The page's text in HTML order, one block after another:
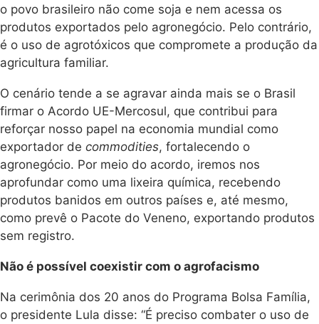
o povo brasileiro não come soja e nem acessa os
produtos exportados pelo agronegócio. Pelo contrário,
é o uso de agrotóxicos que compromete a produção da
agricultura familiar.
O cenário tende a se agravar ainda mais se o Brasil
firmar o Acordo UE-Mercosul, que contribui para
reforçar nosso papel na economia mundial como
exportador de commodities, fortalecendo o
agronegócio. Por meio do acordo, iremos nos
aprofundar como uma lixeira química, recebendo
produtos banidos em outros países e, até mesmo,
como prevê o Pacote do Veneno, exportando produtos
sem registro.
Não é possível coexistir com o agrofacismo
Na cerimônia dos 20 anos do Programa Bolsa Família,
o presidente Lula disse: “É preciso combater o uso de